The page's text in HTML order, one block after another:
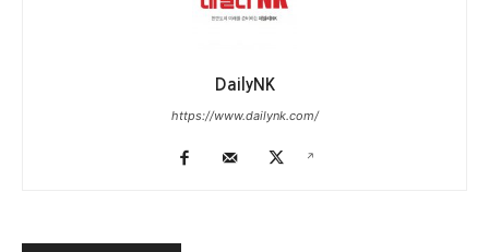
DailyNK
https://www.dailynk.com/